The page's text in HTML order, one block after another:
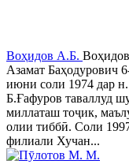
Воҳидов А.Б. Воҳидов
Азамат Баҳодурович
июни соли 1974 дар н.
Б.Ғафуров таваллуд
миллаташ тоҷик,
олии тиббӣ. Соли
филиали Хучан...